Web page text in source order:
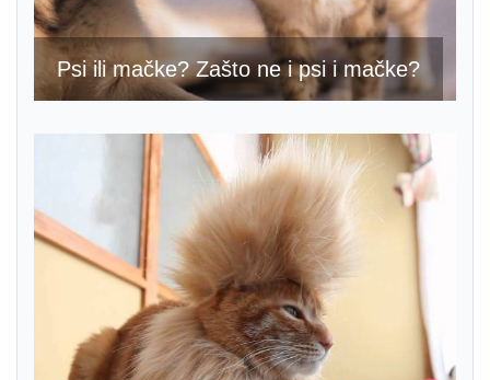
Psi ili mačke? Zašto ne i psi i mačke?